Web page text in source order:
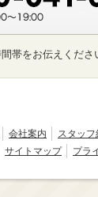
帯をお伝えくださ
会社案内
スタッフ
サイトマップ プラ